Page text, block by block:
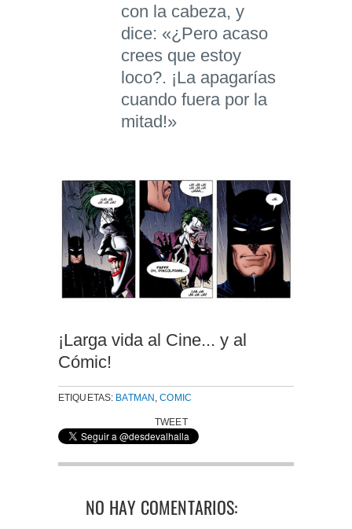
con la cabeza, y
dice: «¿Pero acaso
crees que estoy
loco?. ¡La apagarías
cuando fuera por la
mitad!»
¡Larga vida al Cine... y al
Cómic!
ETIQUETAS: BATMAN ,COMIC
TWEET
NO HAY COMENTARIOS: